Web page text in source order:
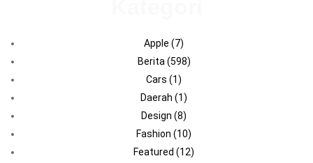
Apple (7)
Berita (598)
Cars (1)
Daerah (1)
Design (8)
Fashion (10)
Featured (12)